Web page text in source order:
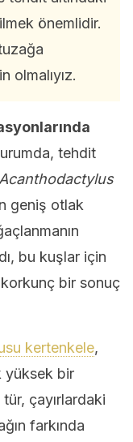
önemlidir.
olmalıyız.
tehdit
Acanthodactylus
geniş otlak
bu kuşlar için
bir sonuç
kertenkele,
yüksek bir
çayırlardaki
farkında